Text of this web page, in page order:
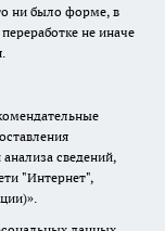
ни было форме, в
не иначе
сведений,
"Интернет",